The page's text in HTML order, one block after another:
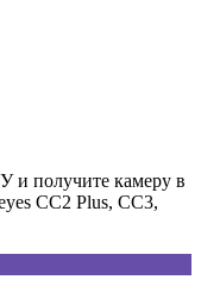
получите камеру в
CC2 Plus, CC3,